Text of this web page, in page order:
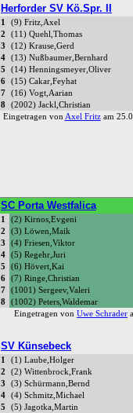
Herforder SV Kö.Spr. II
1 (9) Fritz,Axel
2
(11) Quehl,Thomas
3
(12) Krause,Gerd
4
(13) Nußbaumer,Bernhard
5
(14) Henningsmeyer,Oliver
6
(15) Cakar,Feyhat
7
(16) Vogt,Aarian
8
(2002) Jackl,Christian
Eingetragen vonAxel Fritzam
SC Porta Westfalica
1 (2) Kirnos,Evgeni
2
(3) Löwen,Maik
3
(4) Friesen,Viktor
4
(5) Regehr,Juri
5
(6) Hövert,Kai
6
(7) Ringe,Christian
7
(1001) Sergeev,Valeri
8
(1002) Peters,Waldemar
Eingetragen von Uwe Schrader
SV Künsebeck
1 (1) Laube,Holger
2
(2) Wittenbrock,Frank
3
(3) Schürmann,Bernd
4
(4) Schmitz,Michael
5
(5) Jagotka,Martin